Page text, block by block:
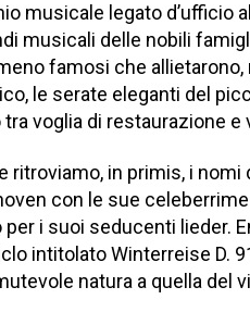
musicale legato d’ufficio
musicali delle nobili
famosi che allietarono,
le serate eleganti del
voglia di restaurazione
ritroviamo, in primis, i
con le sue
per i suoi seducenti lieder.
intitolato Winterreise D.
natura a quella del